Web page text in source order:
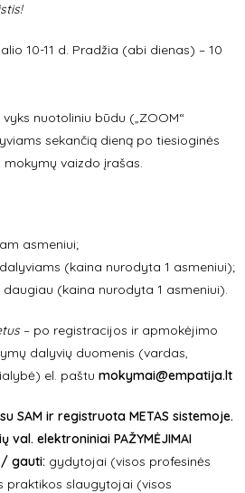
10-11 d. Pradžia (abi dienas) – 10
nuotoliniu būdu („ZOOM“
sekančią dieną po tiesioginės
vaizdo įrašas.
asmeniui;
(kaina nurodyta 1 asmeniui);
(kaina nurodyta 1 asmeniui).
– po registracijos ir apmokėjimo
dalyvių duomenis (vardas,
el. paštu mokymai@empatija.lt
SAM ir registruota METAS sistemoje.
val. elektroniniai PAŽYMĖJIMAI
gauti: gydytojai (visos profesinės
praktikos slaugytojai (visos